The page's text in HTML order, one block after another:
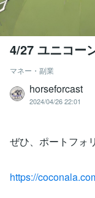
4/27 ユニコー
マネー・副業
horseforcast
2024/04/26 22:01
ぜひ、ポートフォ
https://